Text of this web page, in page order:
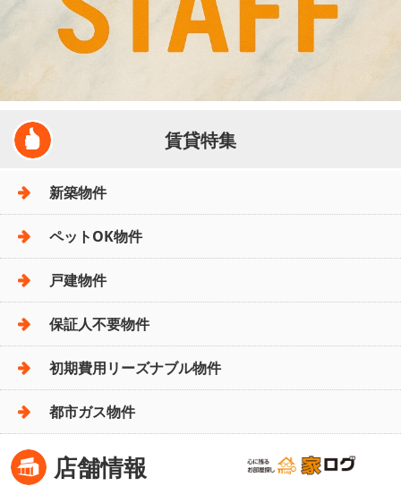
賃貸特集
新築物件
ペットOK物件
戸建物件
保証人不要物件
初期費用リーズナブル物件
都市ガス物件
店舗情報